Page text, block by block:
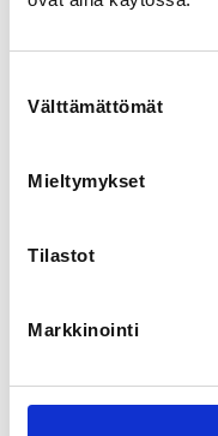
valinta
Välttämättömät
Mieltymykset
Tilastot
Markkinointi
SPORTS
Mo 1.1.2024 at 00:01 -
Hinta 10,00 €
Hinta 30,00 €
Hinta 40,00 €
Hinta 60,00 €